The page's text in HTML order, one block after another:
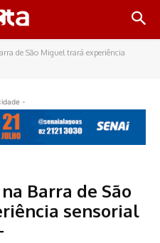
de São Miguel trará experiência
-
Barra de São
sensorial